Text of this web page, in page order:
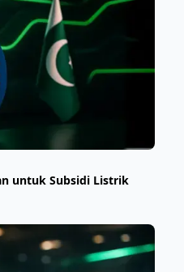
untuk Subsidi Listrik